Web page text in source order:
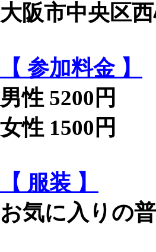
大阪市中央区
【 参加料金 】
男性 5200円
女性 1500円
【 服装 】
お気に入りの